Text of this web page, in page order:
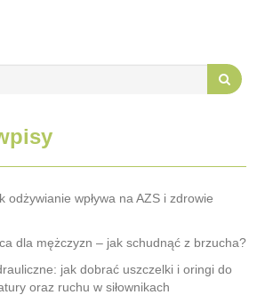
odżywianie wpływa na AZS i zdrowie
dla mężczyzn – jak schudnąć z brzucha?
jak dobrać uszczelki i oringi do
oraz ruchu w siłownikach